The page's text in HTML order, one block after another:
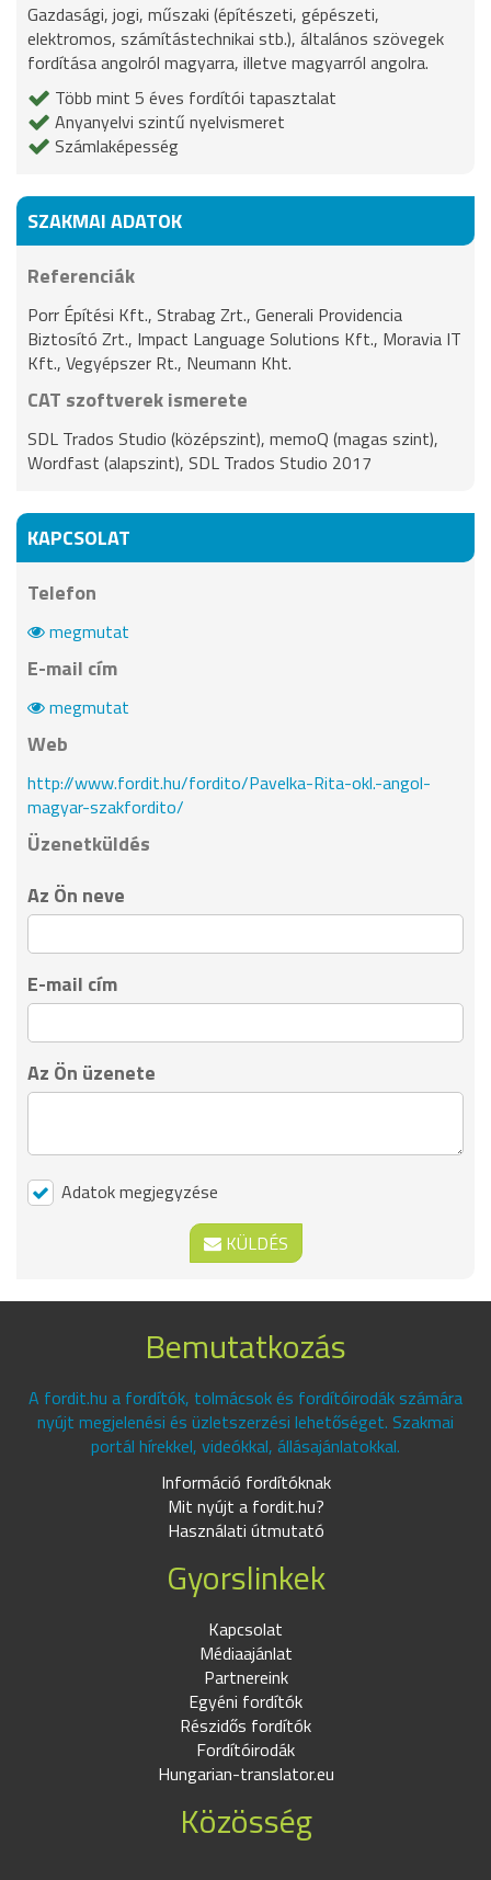
Gazdasági, jogi, műszaki (építészeti, gépészeti,
elektromos, számítástechnikai stb.), általános szövegek
fordítása angolról magyarra, illetve magyarról angolra.
Több mint 5 éves fordítói tapasztalat
Anyanyelvi szintű nyelvismeret
Számlaképesség
SZAKMAI ADATOK
Referenciák
Porr Építési Kft., Strabag Zrt., Generali Providencia
Biztosító Zrt., Impact Language Solutions Kft., Moravia IT
Kft., Vegyépszer Rt., Neumann Kht.
CAT szoftverek ismerete
SDL Trados Studio (középszint), memoQ (magas szint),
Wordfast (alapszint), SDL Trados Studio 2017
KAPCSOLAT
Telefon
megmutat
E-mail cím
megmutat
Web
http://www.fordit.hu/fordito/Pavelka-Rita-okl.-angol-
magyar-szakfordito/
Üzenetküldés
Az Ön neve
E-mail cím
Az Ön üzenete
Adatok megjegyzése
KÜLDÉS
Bemutatkozás
A fordit.hu a fordítók, tolmácsok és fordítóirodák számára
nyújt megjelenési és üzletszerzési lehetőséget. Szakmai
portál hírekkel, videókkal, állásajánlatokkal.
Információ fordítóknak
Mit nyújt a fordit.hu?
Használati útmutató
Gyorslinkek
Kapcsolat
Médiaajánlat
Partnereink
Egyéni fordítók
Részidős fordítók
Fordítóirodák
Hungarian-translator.eu
Közösség